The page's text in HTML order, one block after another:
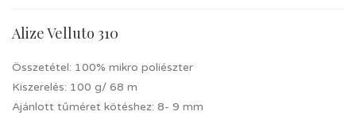
Alize Velluto 310
Összetétel: 100% mikro poliészter
Kiszerelés: 100 g/ 68 m
Ajánlott tűméret kötéshez: 8- 9 mm